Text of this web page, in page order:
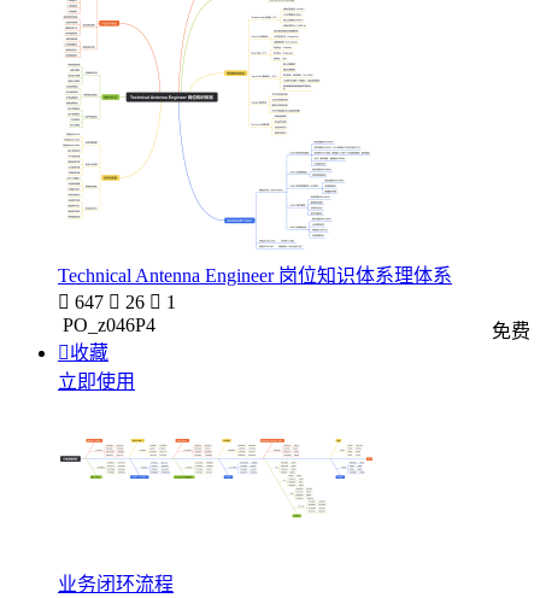
Technical Antenna Engineer 岗位知识体系理体系
 647  26  1
PO_z046P4
免费
收藏
立即使用
业务闭环流程